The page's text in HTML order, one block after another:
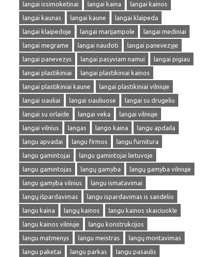
langai issimoketinai
langai kaina
langai kainos
langai kaunas
langai kaune
langai klaipeda
langai klaipedoje
langai marijampole
langai mediniai
langai megrame
langai naudoti
langai panevezyje
langai panevezys
langai pasyviam namui
langai pigiau
langai plastikiniai
langai plastikiniai kainos
langai plastikiniai kaune
langai plastikiniai vilniuje
langai siauliai
langai siauliuose
langai su drugeliu
langai su orlaide
langai veka
langai vilniuje
langai vilnius
langas lango kaina
langu apdaila
langu apvadai
langu firmos
langu furnitura
langu gamintojai
langu gamintojai lietuvoje
langu gamintojas
langų gamyba
langų gamyba vilniuje
langu gamyba vilnius
langu ismatavimai
langų išpardavimas
langu ispardavimas is sandelio
langu kaina
langų kainos
langu kainos skaiciuokle
langu kainos vilniuje
langu konstrukcijos
langu matmenys
langu meistras
langų montavimas
langu paketai
langu parkas
langu pasaulis